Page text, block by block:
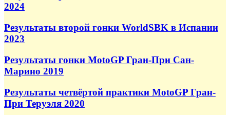
2024
Результаты второй гонки WorldSBK в Испании
2023
Результаты гонки MotoGP Гран-При Сан-
Марино 2019
Результаты четвёртой практики MotoGP Гран-
При Теруэля 2020